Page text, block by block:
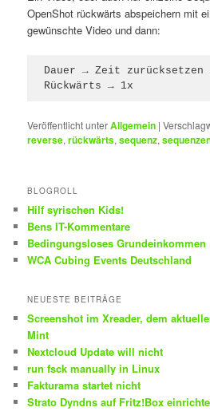
OpenShot rückwärts abspeichern mit
gewünschte Video und dann:
Dauer → Zeit zurücksetzen
Rückwärts → 1x
Veröffentlicht unterAllgemein |
reverse,rückwärts,sequenz,
BLOGROLL
Hilf syrischen Kids!
Bens IT-Kommentare
Bedingungsloses Grundeinkommen
WCA Cubing Events Deutschland
NEUESTE BEITRÄGE
Screenshot im Xreader, dem
Mint
Nextcloud Update will nicht
run fsck manually in Linux
Fakturama startet nicht
Strato Dyndns auf Fritz!Box